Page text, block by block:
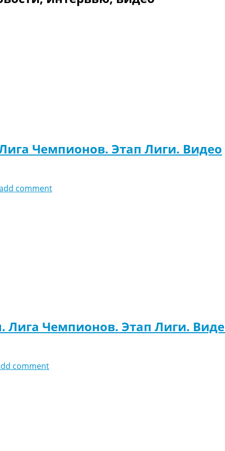
Чемпионов. Этап Лиги. Видео
comment
Лига Чемпионов. Этап Лиги.
comment